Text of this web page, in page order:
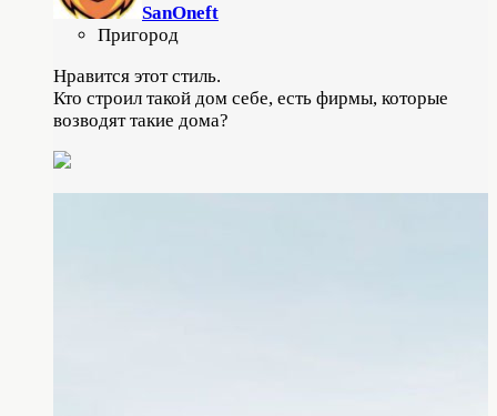
SanOneft
Пригород
Нравится этот стиль.
Кто строил такой дом себе, есть фирмы, которые
возводят такие дома?